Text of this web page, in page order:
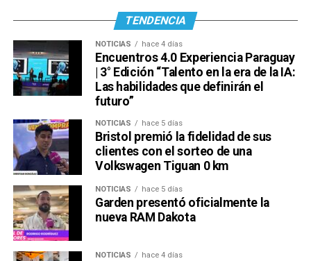
TENDENCIA
NOTICIAS hace 4 días
Encuentros 4.0 Experiencia Paraguay
| 3° Edición “Talento en la era de la IA:
Las habilidades que definirán el
futuro”
NOTICIAS hace 5 días
Bristol premió la fidelidad de sus
clientes con el sorteo de una
Volkswagen Tiguan 0 km
NOTICIAS hace 5 días
Garden presentó oficialmente la
nueva RAM Dakota
NOTICIAS hace 4 días